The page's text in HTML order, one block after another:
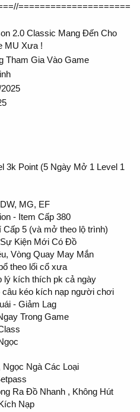
=====================
2.0 Classic Mang Đến Cho
MU Xưa !
Tham Gia Vào Game
3k Point (5 Ngày Mở 1 Level 1
MG, EF
- Item Cấp 380
5 (và mở theo lộ trình)
Kiện Mới Có Đồ
Vòng Quay May Mắn
theo lối cổ xưa
kích thích pk cả ngày
kéo kích nạp người chơi
- Giảm Lag
Trong Game
Ngà Các Loại
Ra Đồ Nhanh , Không Hút
Nạp